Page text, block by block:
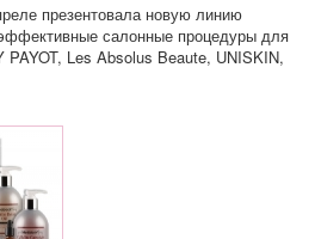
презентовала новую линию
салонные процедуры для
Les Absolus Beaute, UNISKIN,